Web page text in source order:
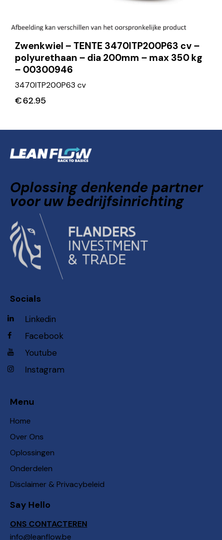
Zwenkwiel – TENTE 3470ITP200P63 cv –
polyurethaan – dia 200mm – max 350 kg
– 00300946
3470ITP200P63 cv
€62.95
Oplossing denkende partner
voor uw bedrijfsinrichting
Socials
Linkedin
Facebook
Youtube
Instagram
Menu
Home
Over Ons
Oplossingen
Onderdelen
Disclaimer & Privacybeleid
Say Hello
ONS CONTACTEREN
info@leanflow.be